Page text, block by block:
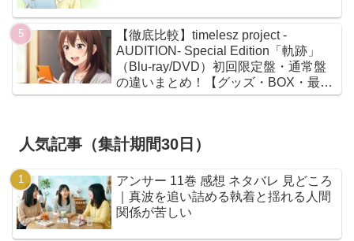
【徹底比較】timelesz project -
AUDITION- Special Edition「軌跡」
（Blu-ray/DVD）初回限定盤・通常盤
の違いまとめ！【グッズ・BOX・最安
値】
人気記事（集計期間30日）
アンサー 11巻 感想 ネタバレ 見どころ
｜真波を追い詰める執着と揺れる人間
関係が苦しい